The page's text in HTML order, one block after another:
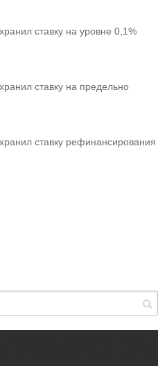
ставку на уровне 0,1%
ставку на предельно
ставку рефинансирования